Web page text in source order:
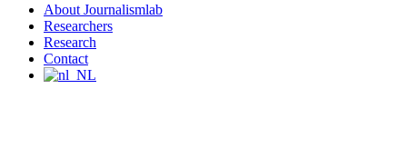
About Journalismlab
Researchers
Research
Contact